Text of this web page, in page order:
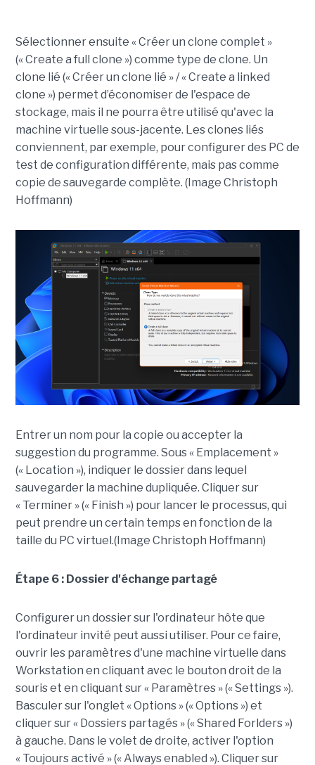
Sélectionner ensuite « Créer un clone complet »
(« Create a full clone ») comme type de clone. Un
clone lié (« Créer un clone lié » / « Create a linked
clone ») permet d’économiser de l'espace de
stockage, mais il ne pourra être utilisé qu'avec la
machine virtuelle sous-jacente. Les clones liés
conviennent, par exemple, pour configurer des PC de
test de configuration différente, mais pas comme
copie de sauvegarde complète. (Image Christoph
Hoffmann)
Entrer un nom pour la copie ou accepter la
suggestion du programme. Sous « Emplacement »
(« Location »), indiquer le dossier dans lequel
sauvegarder la machine dupliquée. Cliquer sur
« Terminer » (« Finish ») pour lancer le processus, qui
peut prendre un certain temps en fonction de la
taille du PC virtuel.(Image Christoph Hoffmann)
Étape 6 : Dossier d'échange partagé
Configurer un dossier sur l'ordinateur hôte que
l'ordinateur invité peut aussi utiliser. Pour ce faire,
ouvrir les paramètres d'une machine virtuelle dans
Workstation en cliquant avec le bouton droit de la
souris et en cliquant sur « Paramètres » (« Settings »).
Basculer sur l'onglet « Options » (« Options ») et
cliquer sur « Dossiers partagés » (« Shared Forlders »)
à gauche. Dans le volet de droite, activer l'option
« Toujours activé » (« Always enabled »). Cliquer sur